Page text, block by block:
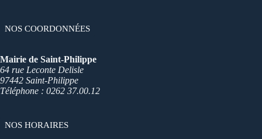
NOS COORDONNÉES
Mairie de Saint-Philippe
64 rue Leconte Delisle
97442 Saint-Philippe
Téléphone : 0262 37.00.12
NOS HORAIRES